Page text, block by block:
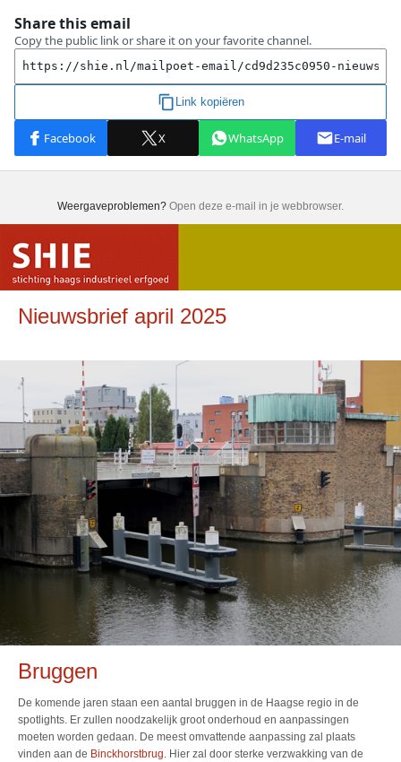
Weergaveproblemen? Open deze e-mail in je webbrowser.
Nieuwsbrief april 2025
Bruggen
De komende jaren staan een aantal bruggen in de Haagse regio in de
spotlights. Er zullen noodzakelijk groot onderhoud en aanpassingen
moeten worden gedaan. De meest omvattende aanpassing zal plaats
vinden aan de Binckhorstbrug. Hier zal door sterke verzwakking van de